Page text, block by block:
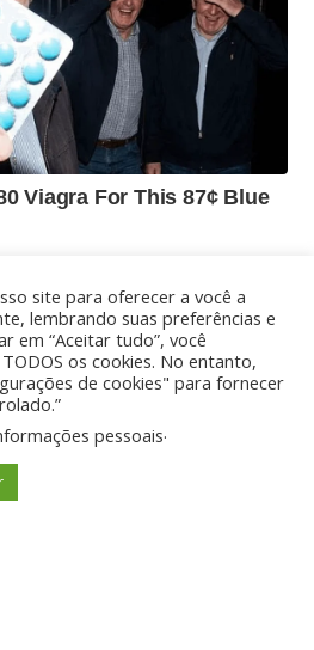
site para oferecer a você a
lembrando suas preferências e
em “Aceitar tudo”, você
os cookies. No entanto,
de cookies" para fornecer
pessoais.